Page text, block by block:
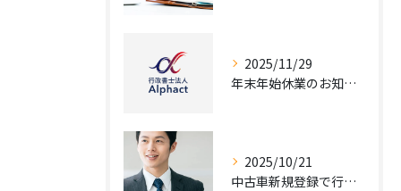
2025/11/29
年末年始休業のお知らせ
2025/10/21
中古車新規登録で行政書士に依頼すべき理由5選 専門家のサポートで手続きをスムーズにするメリットを解説